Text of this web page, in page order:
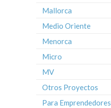
Mallorca
Medio Oriente
Menorca
Micro
MV
Otros Proyectos
Para Emprendedores